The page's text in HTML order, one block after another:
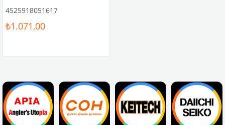
4525918051617
₺1.071,00